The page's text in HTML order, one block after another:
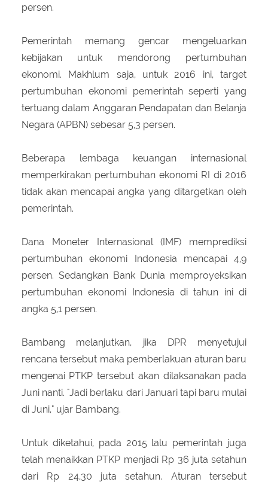
persen.
Pemerintah memang gencar mengeluarkan
kebijakan untuk mendorong pertumbuhan
ekonomi. Makhlum saja, untuk 2016 ini, target
pertumbuhan ekonomi pemerintah seperti yang
tertuang dalam Anggaran Pendapatan dan Belanja
Negara (APBN) sebesar 5,3 persen.
Beberapa lembaga keuangan internasional
memperkirakan pertumbuhan ekonomi RI di 2016
tidak akan mencapai angka yang ditargetkan oleh
pemerintah.
Dana Moneter Internasional (IMF) memprediksi
pertumbuhan ekonomi Indonesia mencapai 4,9
persen. Sedangkan Bank Dunia memproyeksikan
pertumbuhan ekonomi Indonesia di tahun ini di
angka 5,1 persen.
Bambang melanjutkan, jika DPR menyetujui
rencana tersebut maka pemberlakuan aturan baru
mengenai PTKP tersebut akan dilaksanakan pada
Juni nanti. "Jadi berlaku dari Januari tapi baru mulai
di Juni," ujar Bambang.
Untuk diketahui, pada 2015 lalu pemerintah juga
telah menaikkan PTKP menjadi Rp 36 juta setahun
dari Rp 24,30 juta setahun. Aturan tersebut